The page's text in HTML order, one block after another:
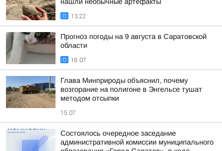
13:22
Прогноз погоды на 9 августа в Саратовской
области
18:07
Глава Минприроды объяснил, почему
возгорание на полигоне в Энгельсе тушат
методом отсыпки
15:07
Состоялось очередное заседание
административной комиссии муниципального